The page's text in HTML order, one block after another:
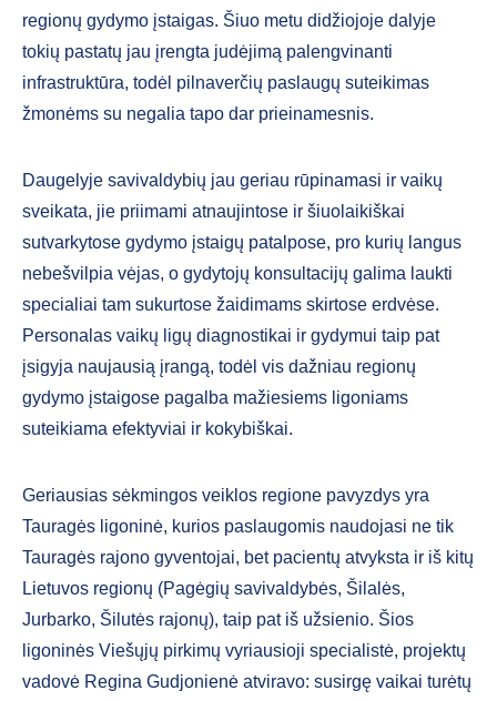
regionų gydymo įstaigas. Šiuo metu didžiojoje dalyje
tokių pastatų jau įrengta judėjimą palengvinanti
infrastruktūra, todėl pilnaverčių paslaugų suteikimas
žmonėms su negalia tapo dar prieinamesnis.
Daugelyje savivaldybių jau geriau rūpinamasi ir vaikų
sveikata, jie priimami atnaujintose ir šiuolaikiškai
sutvarkytose gydymo įstaigų patalpose, pro kurių langus
nebešvilpia vėjas, o gydytojų konsultacijų galima laukti
specialiai tam sukurtose žaidimams skirtose erdvėse.
Personalas vaikų ligų diagnostikai ir gydymui taip pat
įsigyja naujausią įrangą, todėl vis dažniau regionų
gydymo įstaigose pagalba mažiesiems ligoniams
suteikiama efektyviai ir kokybiškai.
Geriausias sėkmingos veiklos regione pavyzdys yra
Tauragės ligoninė, kurios paslaugomis naudojasi ne tik
Tauragės rajono gyventojai, bet pacientų atvyksta ir iš kitų
Lietuvos regionų (Pagėgių savivaldybės, Šilalės,
Jurbarko, Šilutės rajonų), taip pat iš užsienio. Šios
ligoninės Viešųjų pirkimų vyriausioji specialistė, projektų
vadovė Regina Gudjonienė atviravo: susirgę vaikai turėtų